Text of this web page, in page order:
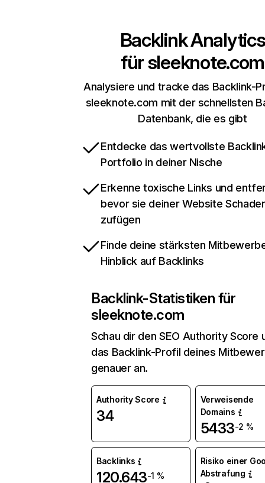
Backlink Analytics
fürsleeknote.com
Analysiere und tracke das Backlink-
sleeknote.com mit der schnellsten
Datenbank, die es gibt
Entdecke das wertvollste
Portfolio in deiner Nische
Erkenne toxische Links und
bevor sie deiner Website
zufügen
Finde deine stärksten
Hinblick auf Backlinks
Backlink-Statistiken für
sleeknote.com
Schau dir den SEO Authority Score
das Backlink-Profil deines
genauer an.
Authority Score
34
Verweisende
Domains
5433-2 %
Backlinks
120.643-1 %
Risiko einer
Abstrafung